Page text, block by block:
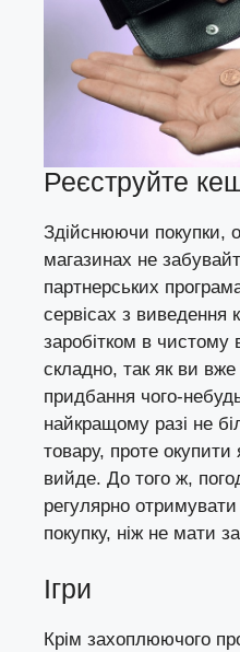
Реєструйте
Здійснюючи покупки,
магазинах не
партнерських
сервісах з виведення
заробітком в чистому
складно, так як ви
придбання чого-
найкращому разі не
товару, проте окупити
вийде. До того ж,
регулярно
покупку, ніж не мати
Ігри
Крім захоплюючого